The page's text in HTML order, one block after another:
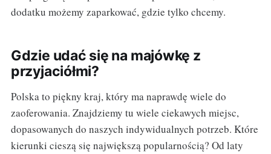
dodatku możemy zaparkować, gdzie tylko chcemy.
Gdzie udać się na majówkę z
przyjaciółmi?
Polska to piękny kraj, który ma naprawdę wiele do
zaoferowania. Znajdziemy tu wiele ciekawych miejsc,
dopasowanych do naszych indywidualnych potrzeb. Które
kierunki cieszą się największą popularnością? Od laty